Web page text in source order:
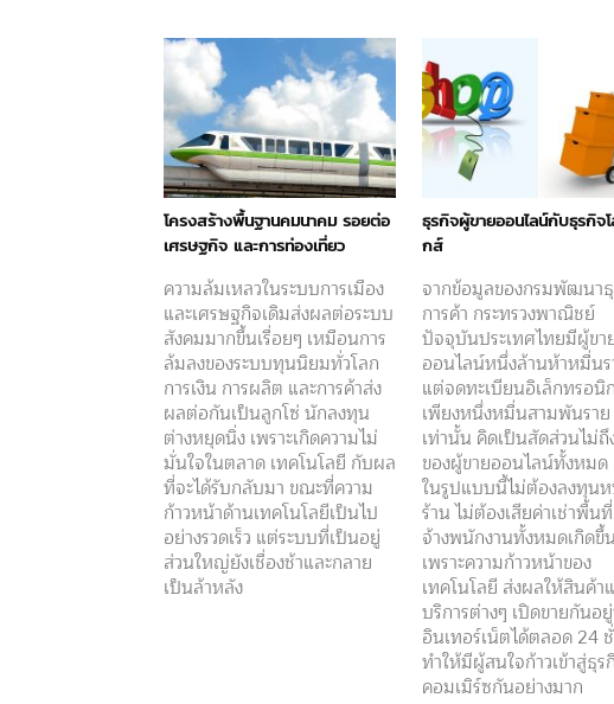
โครงสร้างพื้นฐานคมนาคม รอยต่อ
เศรษฐกิจ และการท่องเที่ยว
ความล้มเหลวในระบบการเมือง
และเศรษฐกิจเดิมส่งผลต่อระบบ
สังคมมากขึ้นเรื่อยๆ เหมือนการ
ล้มลงของระบบทุนนิยมทั่วโลก
การเงิน การผลิต และการค้าส่ง
ผลต่อกันเป็นลูกโซ่ นักลงทุน
ต่างหยุดนิ่ง เพราะเกิดความไม่
มั่นใจในตลาด เทคโนโลยี กับผล
ที่จะได้รับกลับมา ขณะที่ความ
ก้าวหน้าด้านเทคโนโลยีเป็นไป
อย่างรวดเร็ว แต่ระบบที่เป็นอยู่
ส่วนใหญ่ยังเชื่องช้าและกลาย
เป็นล้าหลัง
ธุรกิจผู้ขายออนไลน์กับธุรกิจ
กส์
จากข้อมูลของกรมพัฒนา
การค้า กระทรวงพาณิชย์
ปัจจุบันประเทศไทยมีผู้ขา
ออนไลน์หนึ่งล้านห้าหมื่น
แต่จดทะเบียนอิเล็กทรอนิ
เพียงหนึ่งหมื่นสามพันราย
เท่านั้น คิดเป็นสัดส่วนไม่ถึ
ของผู้ขายออนไลน์ทั้งหมด
ในรูปแบบนี้ไม่ต้องลงทุน
ร้าน ไม่ต้องเสียค่าเช่าพื้น
จ้างพนักงานทั้งหมดเกิดขึ้น
เพราะความก้าวหน้าของ
เทคโนโลยี ส่งผลให้สินค้า
บริการต่างๆ เปิดขายกันอ
อินเทอร์เน็ตได้ตลอด 24
ทำให้มีผู้สนใจก้าวเข้าสู่ธุร
คอมเมิร์ซกันอย่างมาก